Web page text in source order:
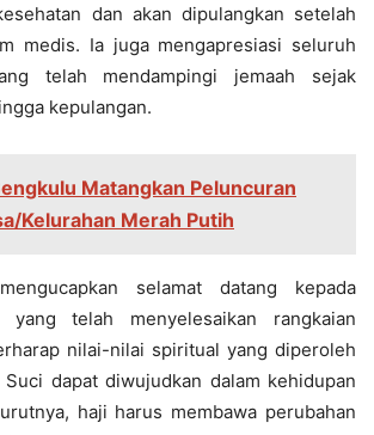
dan akan dipulangkan setelah
medis. Ia juga mengapresiasi seluruh
telah mendampingi jemaah sejak
kepulangan.
Matangkan Peluncuran
Kelurahan Merah Putih
selamat datang kepada
yang telah menyelesaikan rangkaian
nilai-nilai spiritual yang diperoleh
dapat diwujudkan dalam kehidupan
haji harus membawa perubahan